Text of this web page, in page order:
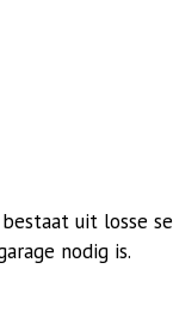
uit losse
nodig is.